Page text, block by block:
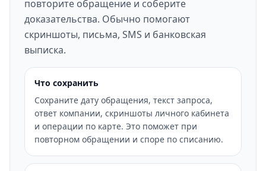
повторите обращение и соберите
доказательства. Обычно помогают
скриншоты, письма, SMS и банковская
выписка.
Что сохранить
Сохраните дату обращения, текст запроса,
ответ компании, скриншоты личного кабинета
и операции по карте. Это поможет при
повторном обращении и споре по списанию.